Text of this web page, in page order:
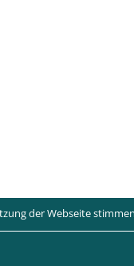
der Webseite